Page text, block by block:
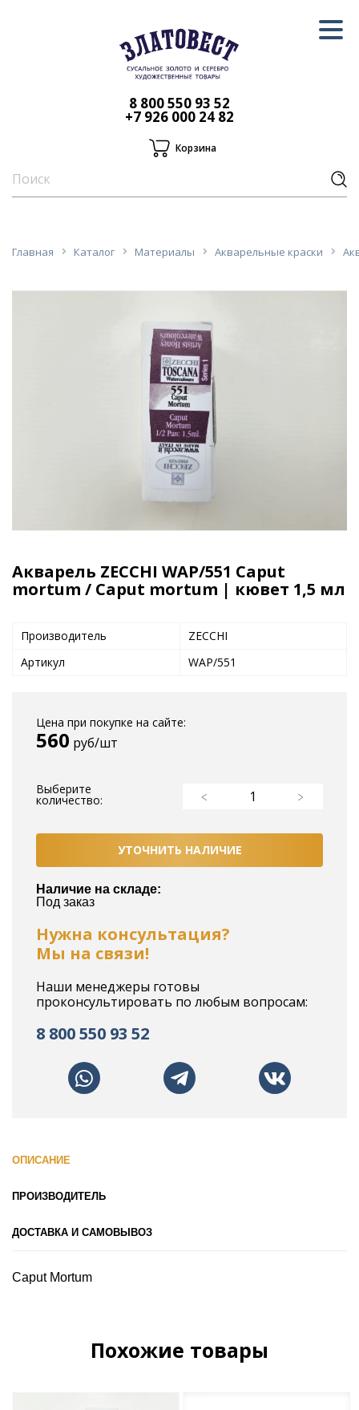
8 800 550 93 52
+7 926 000 24 82
Корзина
Главная Каталог Материалы Акварельные краски
Акварель ZECCHI WAP/551 Caput
mortum / Caput mortum | кювет 1,5 мл
Производитель
ZECCHI
Артикул
WAP/551
Цена при покупке на сайте:
560 руб/шт
Выберите
количество:
УТОЧНИТЬ НАЛИЧИЕ
Наличие на складе:
Под заказ
Нужна консультация?
Мы на связи!
Наши менеджеры готовы
проконсультировать по любым вопросам:
8 800 550 93 52
ОПИСАНИЕ
ПРОИЗВОДИТЕЛЬ
ДОСТАВКА И САМОВЫВОЗ
Caput Mortum
Похожие товары